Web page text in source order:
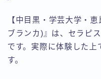
【中目黒・学芸大学・
ブランカ)』は、セラピ
です。実際に体験した上
す。